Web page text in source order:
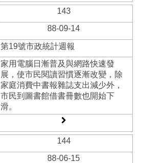
143
88-09-14
第19號市政統計週報
家用電腦日漸普及與網路快速發
展，使市民閱讀習慣逐漸改變，除
家庭消費中書報雜誌支出減少外，
市民到圖書館借書冊數也開始下
滑。
144
88-06-15